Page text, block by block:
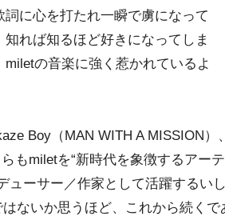
詞に心を打たれ一瞬で虜になって
知れば知るほど好きになってしま
の音楽に強く惹かれているよ
Boy（MAN WITH A MISSION）
もmiletを“新時代を象徴するアー
ューサー／作家として活躍するい
はないか思うほど、これから続く